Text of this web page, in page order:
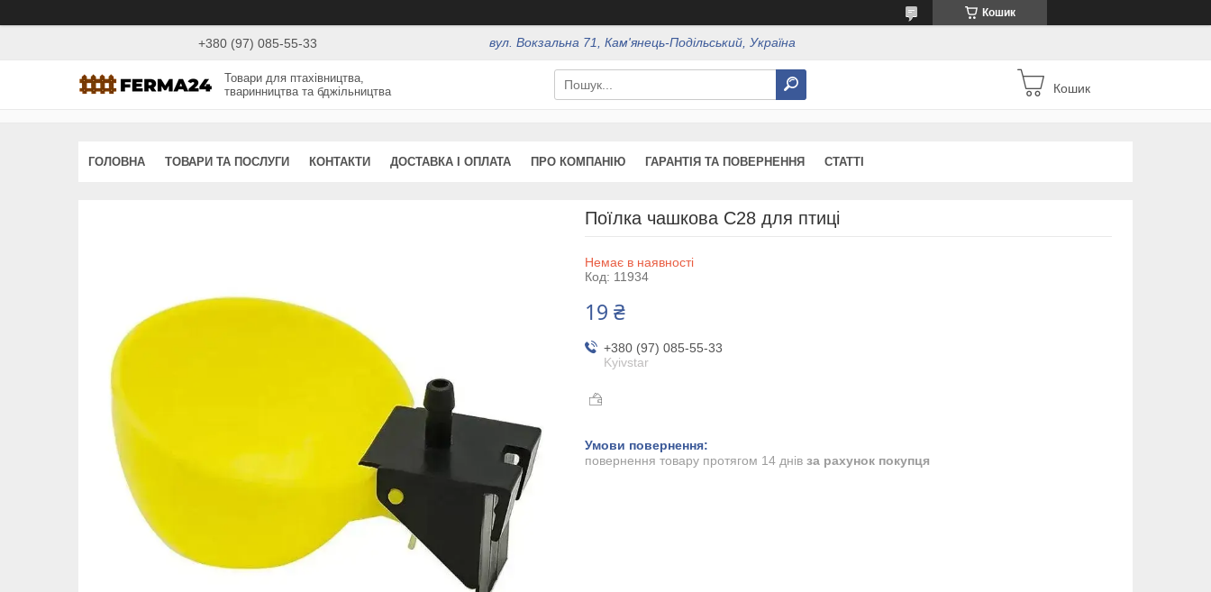
Кошик
+380 (97) 085-55-33 вул. Вокзальна 71, Кам'янець-Подільський, Україна
Товари для птахівництва,
тваринництва та бджільництва
Кошик
ГОЛОВНА ТОВАРИ ТА ПОСЛУГИ КОНТАКТИ ДОСТАВКА І ОПЛАТА ПРО КОМПАНІЮ ГАРАНТІЯ ТА ПОВЕРНЕННЯ СТАТТІ
Поїлка чашкова C28 для птиці
Немає в наявності
Код: 11934
19 ₴
+380 (97) 085-55-33
Kyivstar
повернення товару протягом 14 днів за рахунок покупця